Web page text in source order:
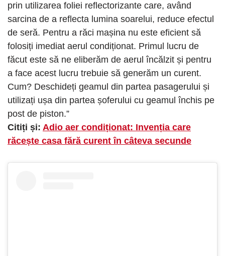
prin utilizarea foliei reflectorizante care, având
sarcina de a reflecta lumina soarelui, reduce efectul
de seră. Pentru a răci mașina nu este eficient să
folosiți imediat aerul condiționat. Primul lucru de
făcut este să ne eliberăm de aerul încălzit și pentru
a face acest lucru trebuie să generăm un curent.
Cum? Deschideți geamul din partea pasagerului și
utilizați ușa din partea șoferului cu geamul închis pe
post de piston.”
Citiți și: Adio aer condiționat: Invenția care
răcește casa fără curent în câteva secunde